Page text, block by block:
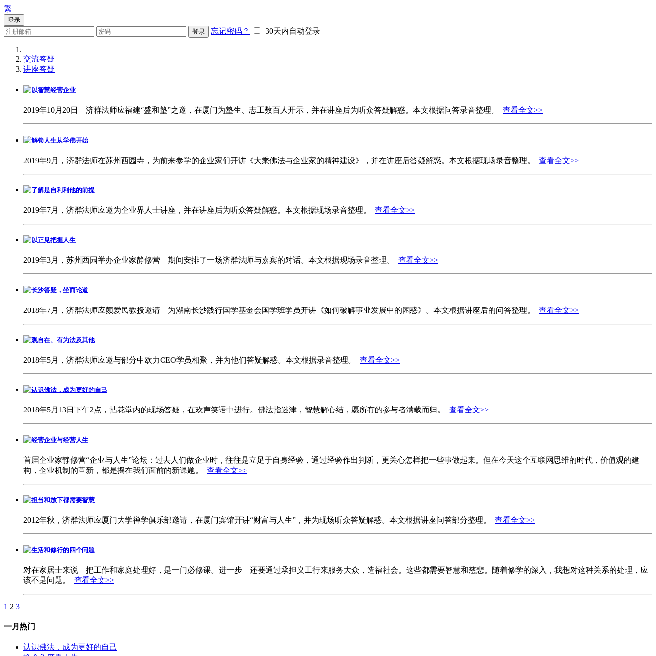
繁
登录
登录
忘记密码？ 30天内自动登录
交流答疑
讲座答疑
以智慧经营企业
2019年10月20日，济群法师应福建“盛和塾”之邀，在厦门为塾生、志工数百人开示，并在讲座后为听众答疑解惑。本文根据问答录音整理。 查看全文>>
解锁人生从学佛开始
2019年9月，济群法师在苏州西园寺，为前来参学的企业家们开讲《大乘佛法与企业家的精神建设》，并在讲座后答疑解惑。本文根据现场录音整理。 查看全文>>
了解是自利利他的前提
2019年7月，济群法师应邀为企业界人士讲座，并在讲座后为听众答疑解惑。本文根据现场录音整理。 查看全文>>
以正见把握人生
2019年3月，苏州西园举办企业家静修营，期间安排了一场济群法师与嘉宾的对话。本文根据现场录音整理。 查看全文>>
长沙答疑，坐而论道
2018年7月，济群法师应颜爱民教授邀请，为湖南长沙践行国学基金会国学班学员开讲《如何破解事业发展中的困惑》。本文根据讲座后的问答整理。 查看全文>>
观自在、有为法及其他
2018年5月，济群法师应邀与部分中欧力CEO学员相聚，并为他们答疑解惑。本文根据录音整理。 查看全文>>
认识佛法，成为更好的自己
2018年5月13日下午2点，拈花堂内的现场答疑，在欢声笑语中进行。佛法指迷津，智慧解心结，愿所有的参与者满载而归。 查看全文>>
经营企业与经营人生
首届企业家静修营“企业与人生”论坛：过去人们做企业时，往往是立足于自身经验，通过经验作出判断，更关心怎样把一些事做起来。但在今天这个互联网思维的时代，价值观的建
构，企业机制的革新，都是摆在我们面前的新课题。 查看全文>>
担当和放下都需要智慧
2012年秋，济群法师应厦门大学禅学俱乐部邀请，在厦门宾馆开讲“财富与人生”，并为现场听众答疑解惑。本文根据讲座问答部分整理。 查看全文>>
生活和修行的四个问题
对在家居士来说，把工作和家庭处理好，是一门必修课。进一步，还要通过承担义工行来服务大众，造福社会。这些都需要智慧和慈悲。随着修学的深入，我想对这种关系的处理，应
该不是问题。 查看全文>>
1 2 3
一月热门
认识佛法，成为更好的自己